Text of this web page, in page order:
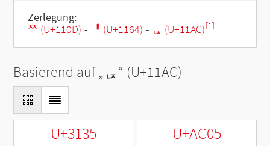
Zerlegung:
ᄍ (U+110D) - ᅤ (U+1164) - ᆬ (U+11AC)[1]
Basierend auf „ᆬ“ (U+11AC)
U+3135 U+AC05